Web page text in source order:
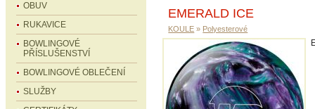
OBUV
RUKAVICE
BOWLINGOVÉ
PŘÍSLUŠENSTVÍ
BOWLINGOVÉ OBLEČENÍ
SLUŽBY
EMERALD ICE
KOULE » Polyesterové